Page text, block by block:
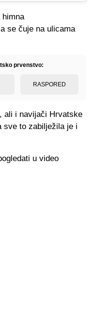
himna
se čuje na ulicama
prvenstvo:
RASPORED
ali i navijači Hrvatske
sve to zabilježila je i
u video